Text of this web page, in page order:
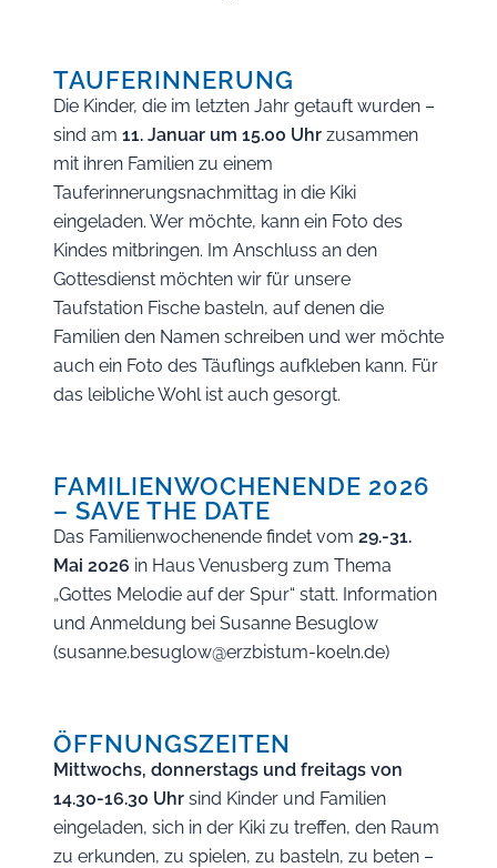
TAUFERINNERUNG
Die Kinder, die im letzten Jahr getauft wurden –
sind am 11. Januar um 15.00 Uhr zusammen
mit ihren Familien zu einem
Tauferinnerungsnachmittag in die Kiki
eingeladen. Wer möchte, kann ein Foto des
Kindes mitbringen. Im Anschluss an den
Gottesdienst möchten wir für unsere
Taufstation Fische basteln, auf denen die
Familien den Namen schreiben und wer möchte
auch ein Foto des Täuflings aufkleben kann. Für
das leibliche Wohl ist auch gesorgt.
FAMILIENWOCHENENDE 2026
– SAVE THE DATE
Das Familienwochenende findet vom 29.-31.
Mai 2026 in Haus Venusberg zum Thema
„Gottes Melodie auf der Spur“ statt. Information
und Anmeldung bei Susanne Besuglow
(susanne.besuglow@erzbistum-koeln.de)
ÖFFNUNGSZEITEN
Mittwochs, donnerstags und freitags von
14.30-16.30 Uhr sind Kinder und Familien
eingeladen, sich in der Kiki zu treffen, den Raum
zu erkunden, zu spielen, zu basteln, zu beten –